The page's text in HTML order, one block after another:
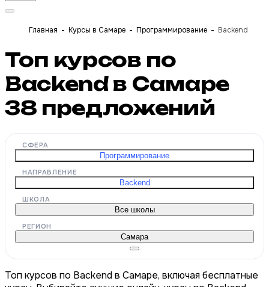
Главная Курсы в Самаре Программирование Backend
Топ курсов по
Backend в Самаре
38 предложений
СФЕРА
Программирование
НАПРАВЛЕНИЕ
Backend
ШКОЛА
Все школы
РЕГИОН
Самара
Топ курсов по Backend в Самаре, включая бесплатные